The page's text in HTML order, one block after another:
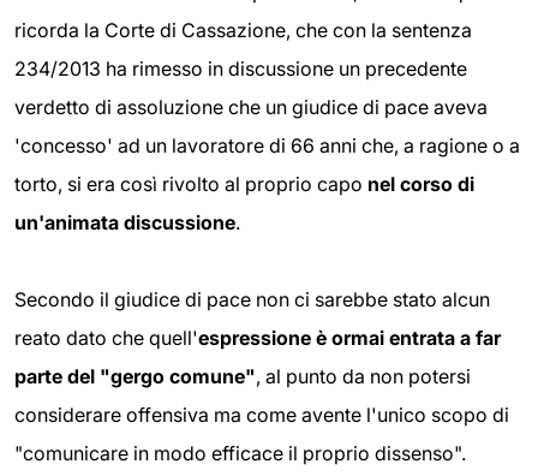
ricorda la Corte di Cassazione, che con la sentenza
234/2013 ha rimesso in discussione un precedente
verdetto di assoluzione che un giudice di pace aveva
'concesso' ad un lavoratore di 66 anni che, a ragione o a
torto, si era così rivolto al proprio capo nel corso di
un'animata discussione.
Secondo il giudice di pace non ci sarebbe stato alcun
reato dato che quell'espressione è ormai entrata a far
parte del "gergo comune", al punto da non potersi
considerare offensiva ma come avente l'unico scopo di
"comunicare in modo efficace il proprio dissenso".